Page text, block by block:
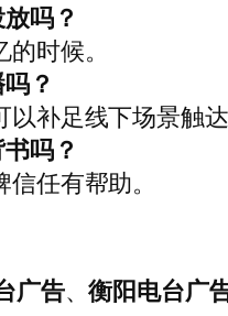
吗？
时候。
？
补足线下场景触达
吗？
任有帮助。
广告、衡阳电台广